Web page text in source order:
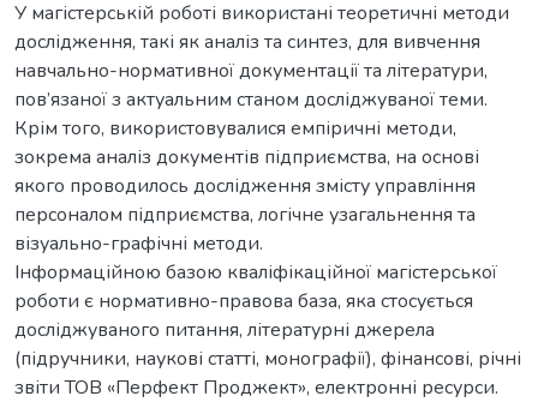
У магістерській роботі використані теоретичні методи
дослідження, такі як аналіз та синтез, для вивчення
навчально-нормативної документації та літератури,
пов’язаної з актуальним станом досліджуваної теми.
Крім того, використовувалися емпіричні методи,
зокрема аналіз документів підприємства, на основі
якого проводилось дослідження змісту управління
персоналом підприємства, логічне узагальнення та
візуально-графічні методи.
Інформаційною базою кваліфікаційної магістерської
роботи є нормативно-правова база, яка стосується
досліджуваного питання, літературні джерела
(підручники, наукові статті, монографії), фінансові, річні
звіти ТОВ «Перфект Проджект», електронні ресурси.